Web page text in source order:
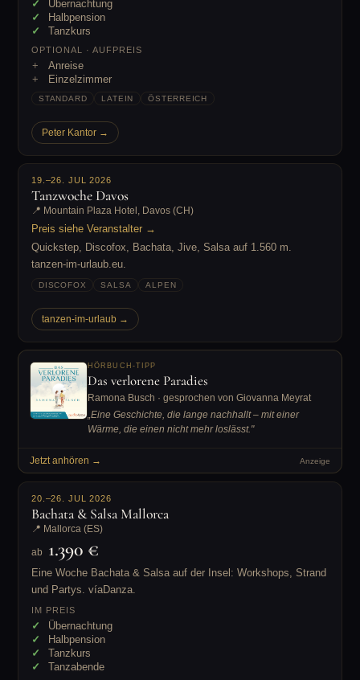
Übernachtung
Halbpension
Tanzkurs
OPTIONAL · AUFPREIS
Anreise
Einzelzimmer
STANDARD LATEIN ÖSTERREICH
Peter Kantor →
19.–26. JUL 2026
Tanzwoche Davos
📍 Mountain Plaza Hotel, Davos (CH)
Preis siehe Veranstalter →
Quickstep, Discofox, Bachata, Jive, Salsa auf 1.560 m.
tanzen-im-urlaub.eu.
DISCOFOX SALSA ALPEN
tanzen-im-urlaub →
HÖRBUCH-TIPP
Das verlorene Paradies
Ramona Busch · gesprochen von Giovanna Meyrat
„Eine Geschichte, die lange nachhallt – mit einer
Wärme, die einen nicht mehr loslässt."
Jetzt anhören → Anzeige
20.–26. JUL 2026
Bachata & Salsa Mallorca
📍 Mallorca (ES)
ab 1.390 €
Eine Woche Bachata & Salsa auf der Insel: Workshops, Strand
und Partys. víaDanza.
IM PREIS
Übernachtung
Halbpension
Tanzkurs
Tanzabende